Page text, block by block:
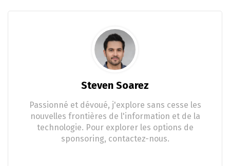
Steven Soarez
Passionné et dévoué, j'explore sans cesse les
nouvelles frontières de l'information et de la
technologie. Pour explorer les options de
sponsoring, contactez-nous.